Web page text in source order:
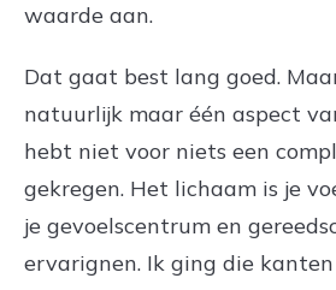
waarde aan.
Dat gaat best lang goed.
natuurlijk maar één aspect
hebt niet voor niets een
gekregen. Het lichaam is je
je gevoelscentrum en
ervarignen. Ik ging die